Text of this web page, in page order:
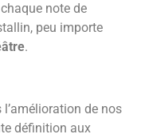
note de
peu importe
.
de nos
définition aux